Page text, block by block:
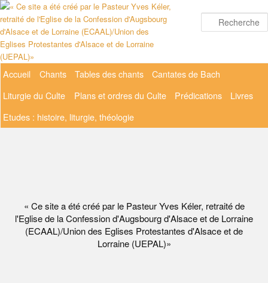
Aller
au
contenu
principal
« Ce site a été créé par le Pasteur Yves Kéler, retraité de
l'Eglise de la Confession d'Augsbourg d'Alsace et de Lorraine
(ECAAL)/Union des Eglises Protestantes d'Alsace et de
Lorraine (UEPAL)»
Menu
Accueil Chants Tables des chants
Cantates de Bach
Liturgie du Culte
Plans et ordres du Culte Prédications
Livres
Etudes : histoire, liturgie, théologie